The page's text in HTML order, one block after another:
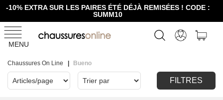
-10% EXTRA SUR LES PAIRES ÉTÉ DÉJÀ REMISÉES ! CODE :
SUMM10
MENU
Chaussures On Line Bueno
FILTRES